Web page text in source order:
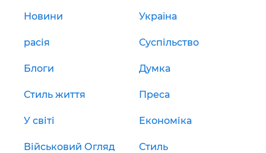
Новини Україна
расія Суспільство
Блоги Думка
Стиль життя Преса
У світі Економіка
Військовий Огляд Стиль